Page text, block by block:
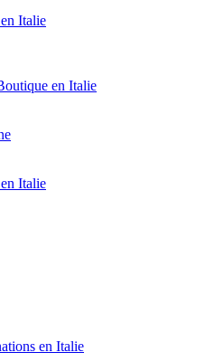
Italie
en Italie
Italie
en Italie